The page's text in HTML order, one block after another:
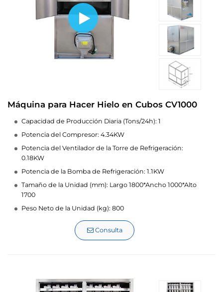
Máquina para Hacer Hielo en Cubos CV1000
Capacidad de Producción Diaria (Tons/24h): 1
Potencia del Compresor: 4.34KW
Potencia del Ventilador de la Torre de Refrigeración:
0.18KW
Potencia de la Bomba de Refrigeración: 1.1KW
Tamaño de la Unidad (mm): Largo 1800*Ancho 1000*Alto
1700
Peso Neto de la Unidad (kg): 800
Consulta